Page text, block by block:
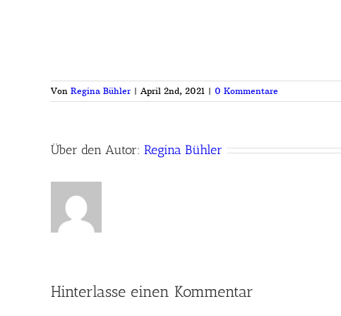
Von Regina Bühler | April 2nd, 2021 | 0 Kommentare
Über den Autor: Regina Bühler
Hinterlasse einen Kommentar